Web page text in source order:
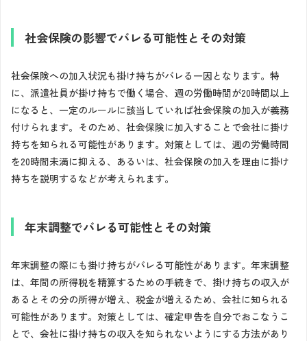
社会保険の影響でバレる可能性とその対策
社会保険への加入状況も掛け持ちがバレる一因となります。特
に、派遣社員が掛け持ちで働く場合、週の労働時間が20時間以上
になると、一定のルールに該当していれば社会保険の加入が義務
付けられます。そのため、社会保険に加入することで会社に掛け
持ちを知られる可能性があります。対策としては、週の労働時間
を20時間未満に抑える、あるいは、社会保険の加入を理由に掛け
持ちを説明するなどが考えられます。
年末調整でバレる可能性とその対策
年末調整の際にも掛け持ちがバレる可能性があります。年末調整
は、年間の所得税を精算するための手続きで、掛け持ちの収入が
あるとその分の所得が増え、税金が増えるため、会社に知られる
可能性があります。対策としては、確定申告を自分でおこなうこ
とで、会社に掛け持ちの収入を知られないようにする方法があり